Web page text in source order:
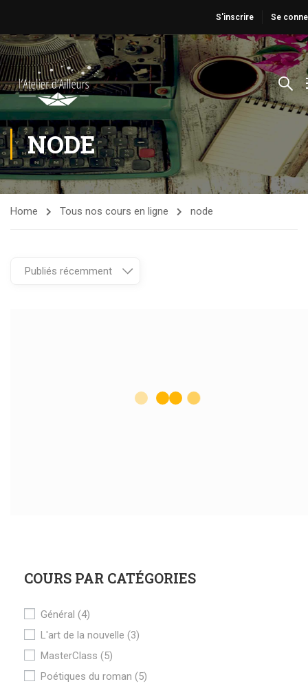
S'inscrire Se
NODE
Home Tous nos cours en ligne node
COURS PAR CATÉGORIES
Général (4)
L'art de la nouvelle (3)
MasterClass (5)
Poétiques du roman (5)